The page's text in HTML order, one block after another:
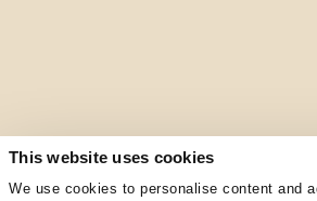
This website uses cookies
We use cookies to personalise content and